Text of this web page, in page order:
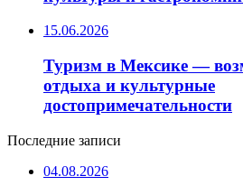
15.06.2026
Туризм в Мексике —
отдыха и культурные
достопримечательности
Последние записи
04.08.2026